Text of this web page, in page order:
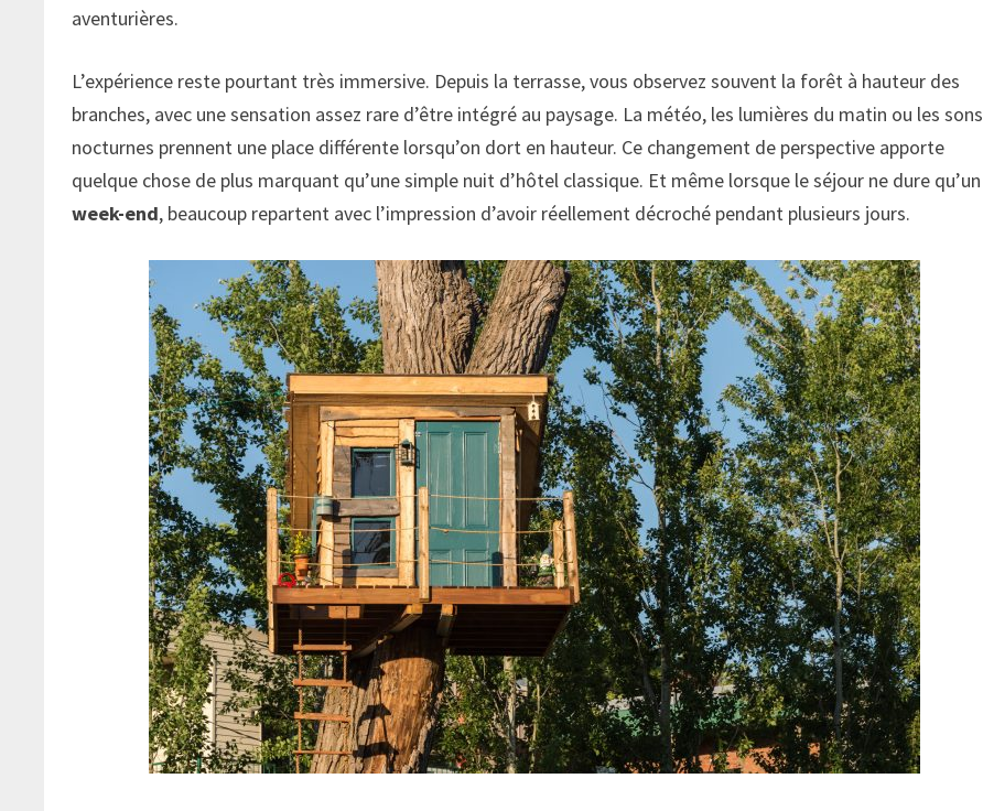
aventurières.
L’expérience reste pourtant très immersive. Depuis la terrasse, vous observez souvent la forêt à hauteur des
branches, avec une sensation assez rare d’être intégré au paysage. La météo, les lumières du matin ou les sons
nocturnes prennent une place différente lorsqu’on dort en hauteur. Ce changement de perspective apporte
quelque chose de plus marquant qu’une simple nuit d’hôtel classique. Et même lorsque le séjour ne dure qu’un
week-end, beaucoup repartent avec l’impression d’avoir réellement décroché pendant plusieurs jours.